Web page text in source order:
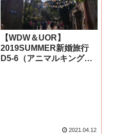
【WDW＆UOR】
2019SUMMER新婚旅行
D5-6（アニマルキングダ
2021.04.12